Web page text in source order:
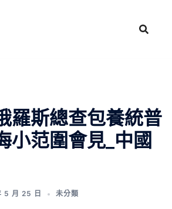
羅斯總查包養統普
小范圍會見_中國
5 月 25 日 未分類